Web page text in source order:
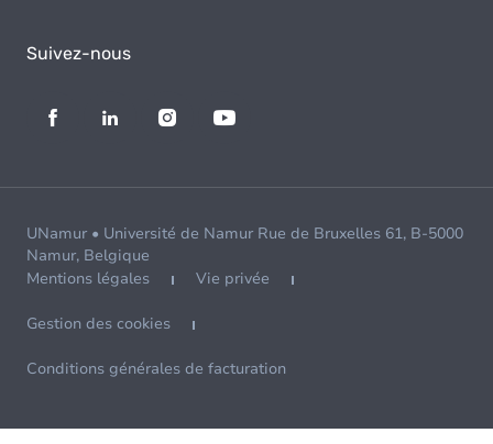
Suivez-nous
UNamur • Université de Namur Rue de Bruxelles 61, B-5000
Namur, Belgique
Mentions légales
Vie privée
Gestion des cookies
Conditions générales de facturation